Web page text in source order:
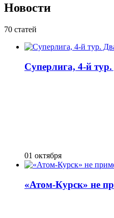
Новости
70 статей
Суперлига, 4-й
01 октября
«Атом-Курск» не